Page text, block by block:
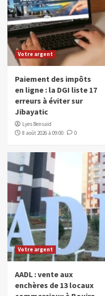
Votre argent
Paiement des impôts
en ligne : la DGI liste 17
erreurs à éviter sur
Jibayatic
Lyes Bensaïd
8 août 2026 à 09:00
0
Votre argent
AADL : vente aux
enchères de 13 locaux